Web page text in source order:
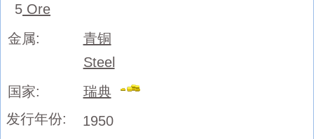
5 Ore
金属:
青铜
Steel
国家:
瑞典
发行年份:
1950